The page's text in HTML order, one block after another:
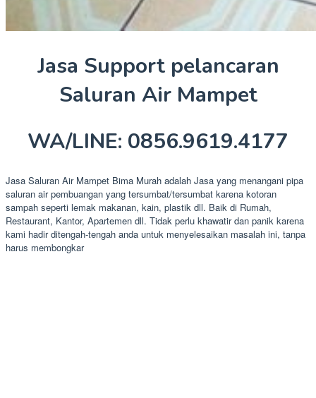
Jasa Support pelancaran
Saluran Air Mampet
WA/LINE: 0856.9619.4177
Jasa Saluran Air Mampet Bima Murah adalah Jasa yang menangani pipa
saluran air pembuangan yang tersumbat/tersumbat karena kotoran
sampah seperti lemak makanan, kain, plastik dll. Baik di Rumah,
Restaurant, Kantor, Apartemen dll. Tidak perlu khawatir dan panik karena
kami hadir ditengah-tengah anda untuk menyelesaikan masalah ini, tanpa
harus membongkar